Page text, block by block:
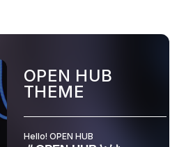
OPEN HUB
THEME
Hello! OPEN HUB